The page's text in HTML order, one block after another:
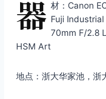
器 材：Canon
Fuji
70mm F/2.8
HSM Art
地点：浙大华家池，浙